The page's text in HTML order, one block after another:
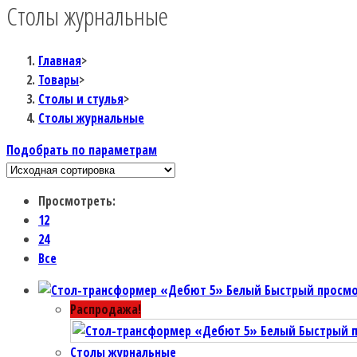
Столы журнальные
Главная>
Товары>
Столы и стулья>
Столы журнальные
Подобрать по параметрам
Просмотреть:
12
24
Все
Быстрый
Распродажа!
Быстрый
Столы журнальные